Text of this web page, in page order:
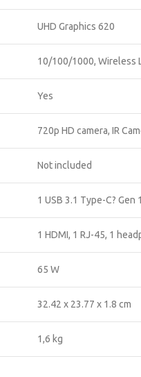
UHD Graphics 620
10/100/1000, Wireless
Yes
720p HD camera, IR
Not included
1 USB 3.1 Type-C? Gen
1 HDMI, 1 RJ-45, 1
65 W
32.42 x 23.77 x 1.8 cm
1,6 kg